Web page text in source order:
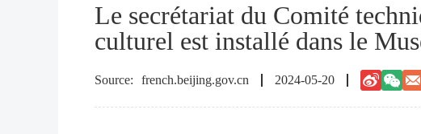
Le secrétariat du Comité
culturel est installé dans le
french.beijing.gov.cn 2024-05-20